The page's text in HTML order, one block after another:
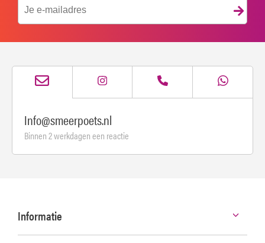
Info@smeerpoets.nl
Binnen 2 werkdagen een reactie
Informatie